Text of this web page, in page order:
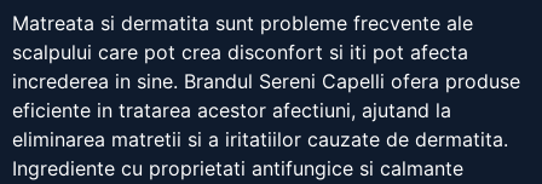
Matreata si dermatita sunt probleme frecvente ale
scalpului care pot crea disconfort si iti pot afecta
increderea in sine. Brandul Sereni Capelli ofera produse
eficiente in tratarea acestor afectiuni, ajutand la
eliminarea matretii si a iritatiilor cauzate de dermatita.
Ingrediente cu proprietati antifungice si calmante